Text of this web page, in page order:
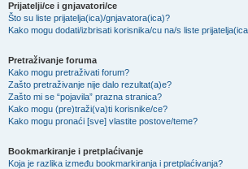
Prijatelji/ce i gnjavatori/ce
Što su liste prijatelja(ica)/gnjavatora(ica)?
Kako mogu dodati/izbrisati korisnika/cu na/s liste
Pretraživanje foruma
Kako mogu pretraživati forum?
Zašto pretraživanje nije dalo rezultat(a)e?
Zašto mi se “pojavila” prazna stranica?
Kako mogu (pre)traži(va)ti korisnike/ce?
Kako mogu pronaći [sve] vlastite postove/teme?
Bookmarkiranje i pretplaćivanje
Koja je razlika između bookmarkiranja i pretplaćivanja?